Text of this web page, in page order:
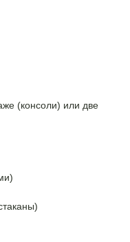
(консоли) или две